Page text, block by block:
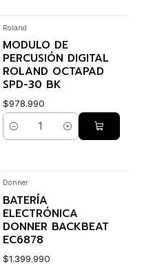
Roland
MODULO DE
PERCUSIÓN DIGITAL
ROLAND OCTAPAD
SPD-30 BK
$978.990
Cantidad
Donner
BATERÍA
ELECTRÓNICA
DONNER BACKBEAT
EC6878
$1.399.990